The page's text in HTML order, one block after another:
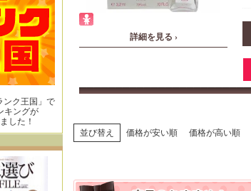
詳細を見る ›
並び替え 価格が安い順 価格が高い順
ンク王国」で
キングが
した！